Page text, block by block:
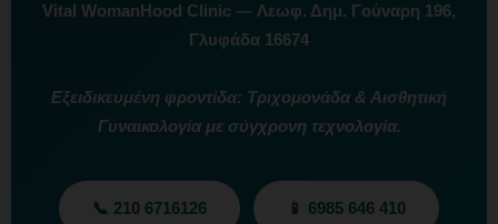
Vital WomanHood Clinic — Λεωφ. Δημ. Γούναρη 196,
Γλυφάδα 16674
Εξειδικευμένη φροντίδα: Τριχομονάδα & Αισθητική
Γυναικολογία με σύγχρονη τεχνολογία.
📞 210 6716126 📱 6985 646 410